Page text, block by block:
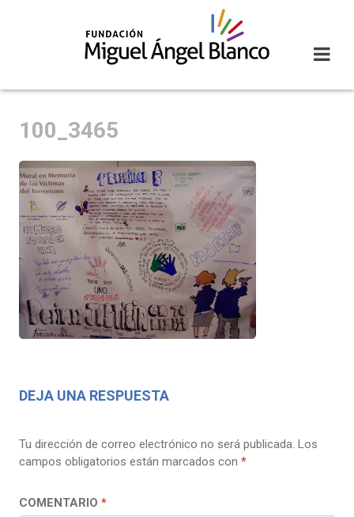
100_3465
DEJA UNA RESPUESTA
Tu dirección de correo electrónico no será publicada. Los
campos obligatorios están marcados con *
COMENTARIO *